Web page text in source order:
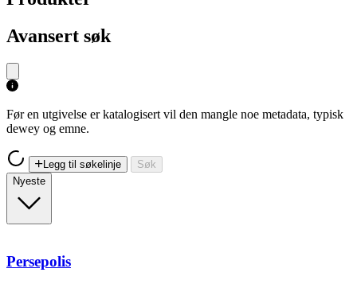
Avansert søk
Før en utgivelse er katalogisert vil den mangle noe metadata, typisk
dewey og emne.
Legg til søkelinje
Søk
Nyeste
Persepolis